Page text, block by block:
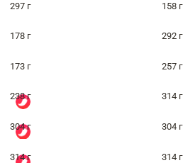
297 г 158 г
178 г 292 г
173 г 257 г
238 г 314 г
304 г 304 г
314 г 314 г